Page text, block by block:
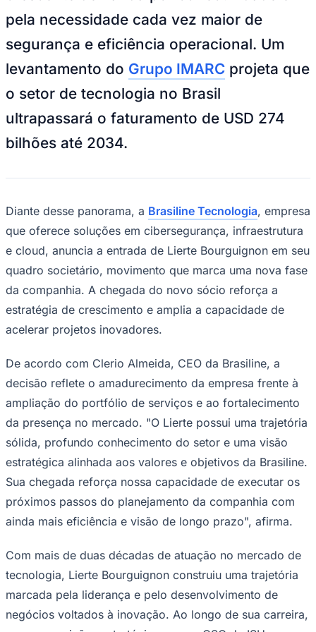
NFL
UFC
Tênis (ATP)
MLB
Atletismo
NBB
Competições de Futebol
Brasileirão Série B
Copa do Brasil
Libertadores
Sul-Americana
Copa América
Champions League
Premier League
Bundesliga
Mundial 2026
Times - Ir direto
pela necessidade cada vez maior de
segurança e eficiência operacional. Um
levantamento do Grupo IMARC projeta que
o setor de tecnologia no Brasil
ultrapassará o faturamento de USD 274
bilhões até 2034.
Diante desse panorama, a Brasiline Tecnologia, empresa
que oferece soluções em cibersegurança, infraestrutura
e cloud, anuncia a entrada de Lierte Bourguignon em seu
quadro societário, movimento que marca uma nova fase
da companhia. A chegada do novo sócio reforça a
estratégia de crescimento e amplia a capacidade de
acelerar projetos inovadores.
De acordo com Clerio Almeida, CEO da Brasiline, a
decisão reflete o amadurecimento da empresa frente à
ampliação do portfólio de serviços e ao fortalecimento
da presença no mercado. "O Lierte possui uma trajetória
sólida, profundo conhecimento do setor e uma visão
estratégica alinhada aos valores e objetivos da Brasiline.
Sua chegada reforça nossa capacidade de executar os
próximos passos do planejamento da companhia com
ainda mais eficiência e visão de longo prazo", afirma.
Com mais de duas décadas de atuação no mercado de
tecnologia, Lierte Bourguignon construiu uma trajetória
marcada pela liderança e pelo desenvolvimento de
negócios voltados à inovação. Ao longo de sua carreira,